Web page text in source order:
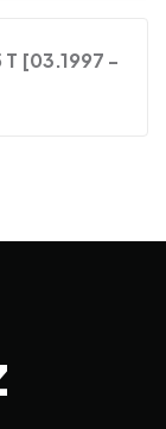
T [03.1997 -